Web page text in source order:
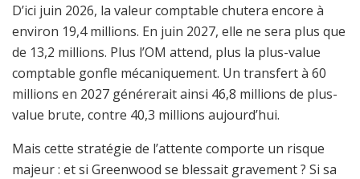
D’ici juin 2026, la valeur comptable chutera encore à
environ 19,4 millions. En juin 2027, elle ne sera plus que
de 13,2 millions. Plus l’OM attend, plus la plus-value
comptable gonfle mécaniquement. Un transfert à 60
millions en 2027 générerait ainsi 46,8 millions de plus-
value brute, contre 40,3 millions aujourd’hui.
Mais cette stratégie de l’attente comporte un risque
majeur : et si Greenwood se blessait gravement ? Si sa